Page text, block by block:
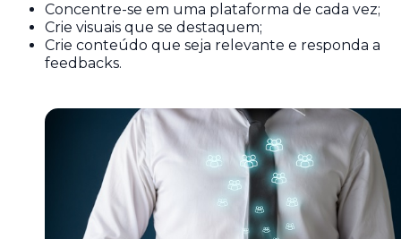
Concentre-se em uma plataforma de cada vez;
Crie visuais que se destaquem;
Crie conteúdo que seja relevante e responda a
feedbacks.